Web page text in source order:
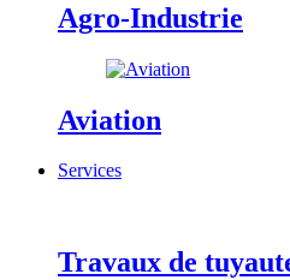
Agro-Industrie
Aviation
Services
Travaux de